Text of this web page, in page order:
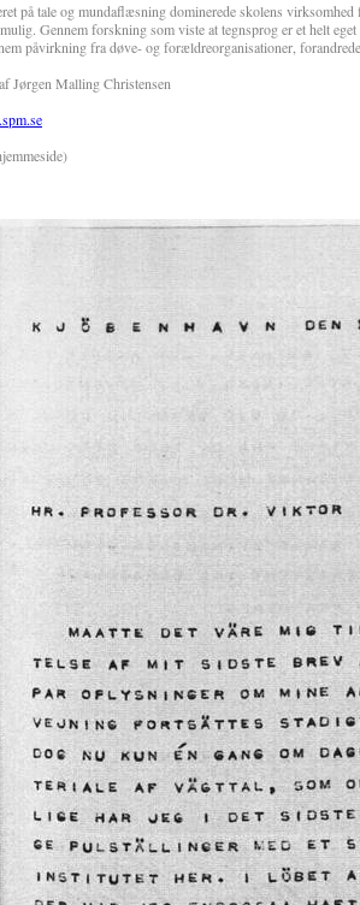
på tale og mundaflæsning dominerede skolens
Gennem forskning som viste at tegnsprog er et helt
påvirkning fra døve- og forældreorganisationer,
Jørgen Malling Christensen